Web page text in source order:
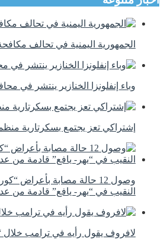
الجمهورية اليمنية في تحالف
وباء إنفلونزا الخنازير ينتشر في
إشتراكي تعز يجتمع بسكرتارية
وصول 12 حالة مصابة بأعراض
النقيب في “يهر- يافع” قادمة من
لافروف يقول رأيه في ترامب خلال